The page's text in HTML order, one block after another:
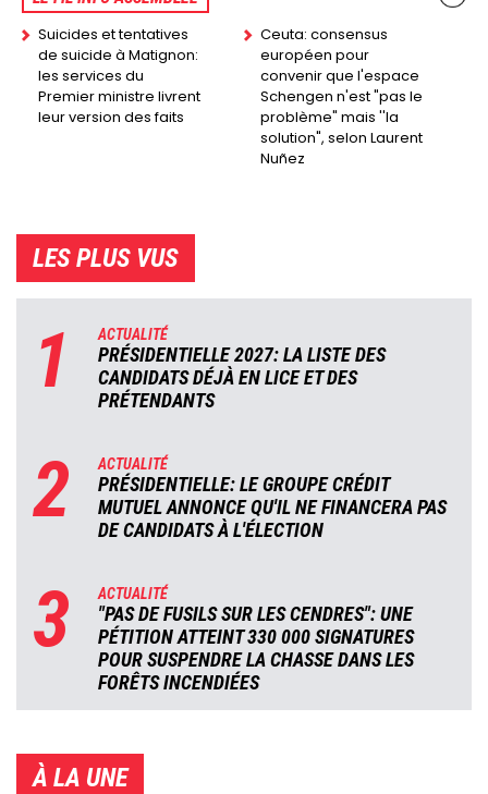
Suicides et tentatives
de suicide à Matignon:
les services du
Premier ministre livrent
leur version des faits
Ceuta: consensus
européen pour
convenir que l'espace
Schengen n'est "pas le
problème" mais ''la
solution", selon Laurent
Nuñez
LES PLUS VUS
1 ACTUALITÉ
PRÉSIDENTIELLE 2027: LA LISTE DES
CANDIDATS DÉJÀ EN LICE ET DES
PRÉTENDANTS
2 ACTUALITÉ
PRÉSIDENTIELLE: LE GROUPE CRÉDIT
MUTUEL ANNONCE QU'IL NE FINANCERA PAS
DE CANDIDATS À L'ÉLECTION
3 ACTUALITÉ
"PAS DE FUSILS SUR LES CENDRES": UNE
PÉTITION ATTEINT 330 000 SIGNATURES
POUR SUSPENDRE LA CHASSE DANS LES
FORÊTS INCENDIÉES
À LA UNE